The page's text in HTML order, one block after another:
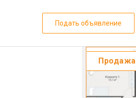
Подать объявление
Продажа